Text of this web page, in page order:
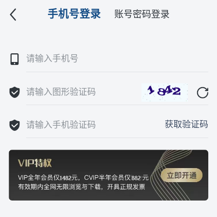
手机号登录 账号密码登录